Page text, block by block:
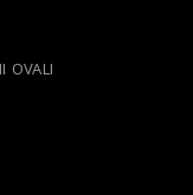
OVALI